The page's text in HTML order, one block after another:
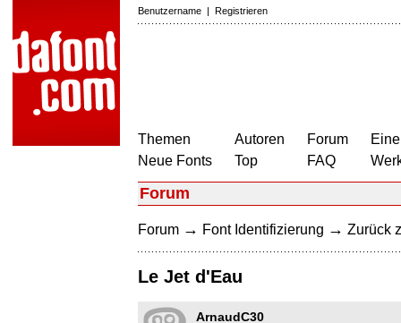
Benutzername | Registrieren
Themen
Neue Fonts
Autoren
Top
Forum
FAQ
Forum
Forum → Font Identifizierung → Zurück
Le Jet d'Eau
ArnaudC30